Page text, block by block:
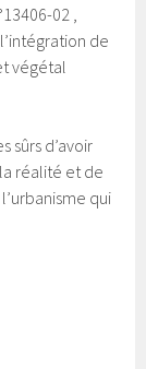
02 ,
de
végétal
sûrs d’avoir
réalité et de
qui